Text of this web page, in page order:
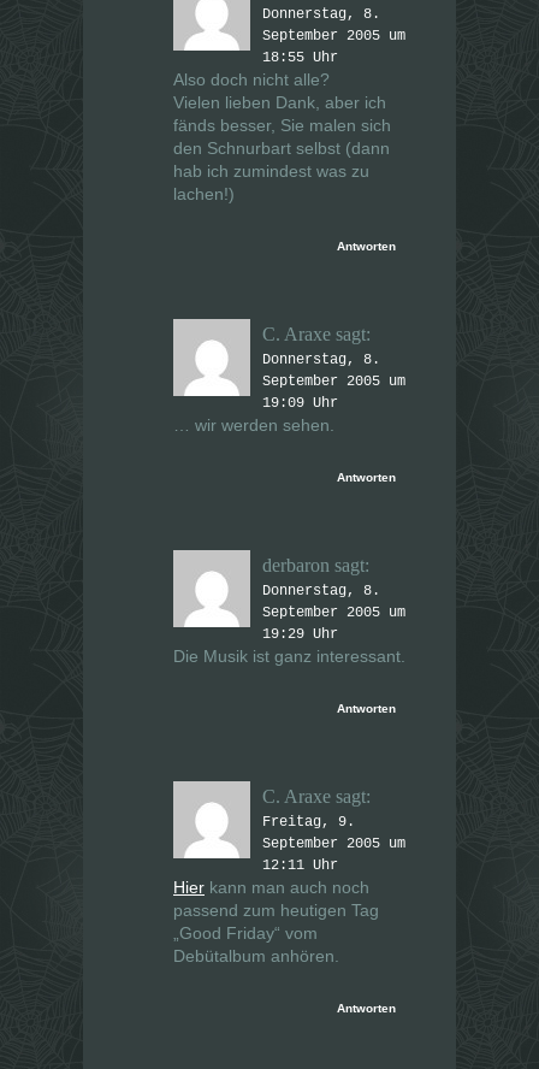
Donnerstag, 8.
September 2005 um
18:55 Uhr
Also doch nicht alle?
Vielen lieben Dank, aber ich
fänds besser, Sie malen sich
den Schnurbart selbst (dann
hab ich zumindest was zu
lachen!)
Antworten
C. Araxe sagt:
Donnerstag, 8.
September 2005 um
19:09 Uhr
… wir werden sehen.
Antworten
derbaron sagt:
Donnerstag, 8.
September 2005 um
19:29 Uhr
Die Musik ist ganz interessant.
Antworten
C. Araxe sagt:
Freitag, 9.
September 2005 um
12:11 Uhr
Hier kann man auch noch
passend zum heutigen Tag
„Good Friday“ vom
Debütalbum anhören.
Antworten